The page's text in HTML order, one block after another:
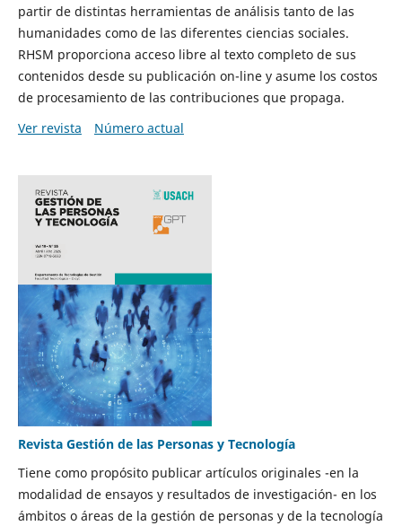
partir de distintas herramientas de análisis tanto de las
humanidades como de las diferentes ciencias sociales.
RHSM proporciona acceso libre al texto completo de sus
contenidos desde su publicación on-line y asume los costos
de procesamiento de las contribuciones que propaga.
Ver revista
Número actual
Revista Gestión de las Personas y Tecnología
Tiene como propósito publicar artículos originales -en la
modalidad de ensayos y resultados de investigación- en los
ámbitos o áreas de la gestión de personas y de la tecnología